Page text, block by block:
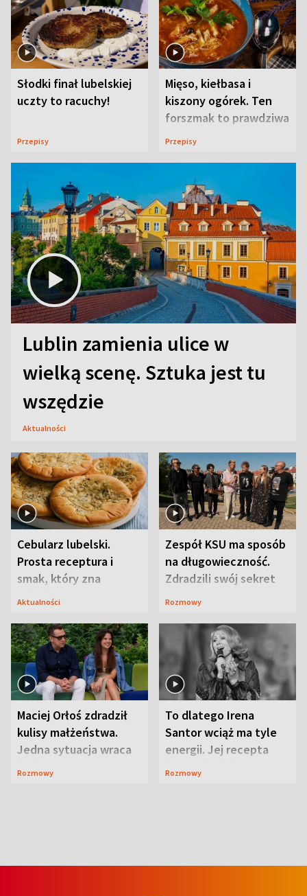
Słodki finał lubelskiej
uczty to racuchy!
Przepisy
Mięso, kiełbasa i
kiszony ogórek. Ten
forszmak to prawdziwa
uczta
Przepisy
Lublin zamienia ulice w
wielką scenę. Sztuka jest tu
wszędzie
Aktualności
Cebularz lubelski.
Prosta receptura i
smak, który zna
Lubelszczyzna
Aktualności
Zespół KSU ma sposób
na długowieczność.
Zdradzili swój sekret
Rozmowy
Maciej Orłoś zdradził
kulisy małżeństwa.
Jedna sytuacja wraca
jak bumerang
Rozmowy
To dlatego Irena
Santor wciąż ma tyle
energii. Jej recepta
jest zaskakująco
Rozmowy